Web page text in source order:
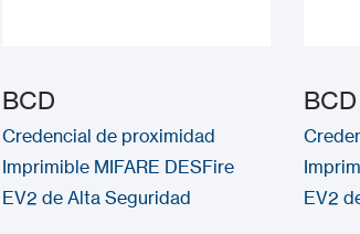
BCD
Credencial de proximidad
Imprimible MIFARE DESFire
EV2 de Alta Seguridad
BCD
EV2